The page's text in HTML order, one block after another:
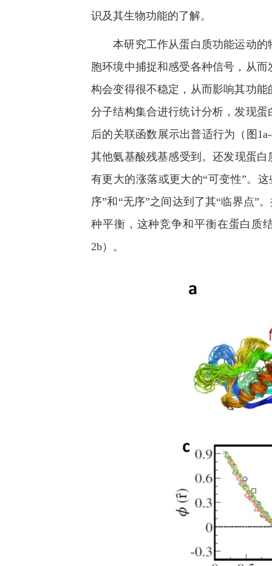
识及其生物功能的了解。
本研究工作从蛋白质功能运动的
胞环境中捕捉和感受各种信号，从
构会变得很不稳定，从而影响其功
分子结构集合进行统计分析，发现
后的关联函数展示出普适行为（图
其他氨基酸残基感受到。还发现蛋
有更大的涨落或更大的“可变性”。
序”和“无序”之间达到了其“临界点”
种平衡，这种竞争和平衡在蛋白质
2b）。